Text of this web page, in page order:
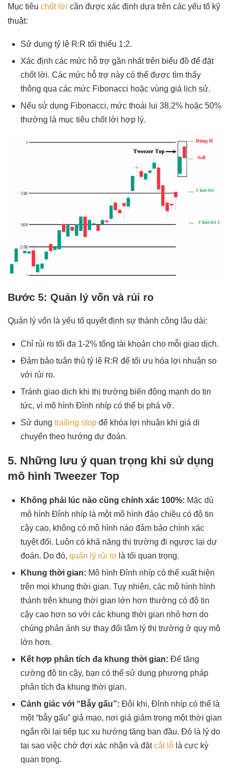
Mục tiêu chốt lời cần được xác định dựa trên các yếu tố kỹ
thuật:
Sử dụng tỷ lệ R:R tối thiểu 1:2.
Xác định các mức hỗ trợ gần nhất trên biểu đồ để đặt
chốt lời. Các mức hỗ trợ này có thể được tìm thấy
thông qua các mức Fibonacci hoặc vùng giá lịch sử.
Nếu sử dụng Fibonacci, mức thoái lui 38.2% hoặc 50%
thường là mục tiêu chốt lời hợp lý.
Bước 5: Quản lý vốn và rủi ro
Quản lý vốn là yếu tố quyết định sự thành công lâu dài:
Chỉ rủi ro tối đa 1-2% tổng tài khoản cho mỗi giao dịch.
Đảm bảo tuân thủ tỷ lệ R:R để tối ưu hóa lợi nhuận so
với rủi ro.
Tránh giao dịch khi thị trường biến động mạnh do tin
tức, vì mô hình Đỉnh nhíp có thể bị phá vỡ.
Sử dụng trailing stop để khóa lợi nhuận khi giá di
chuyển theo hướng dự đoán.
5. Những lưu ý quan trọng khi sử dụng
mô hình Tweezer Top
Không phải lúc nào cũng chính xác 100%: Mặc dù
mô hình Đỉnh nhíp là một mô hình đảo chiều có độ tin
cậy cao, không có mô hình nào đảm bảo chính xác
tuyệt đối. Luôn có khả năng thị trường đi ngược lại dự
đoán. Do đó, quản lý rủi ro là tối quan trọng.
Khung thời gian: Mô hình Đỉnh nhíp có thể xuất hiện
trên mọi khung thời gian. Tuy nhiên, các mô hình hình
thành trên khung thời gian lớn hơn thường có độ tin
cậy cao hơn so với các khung thời gian nhỏ hơn do
chúng phản ánh sự thay đổi tâm lý thị trường ở quy mô
lớn hơn.
Kết hợp phân tích đa khung thời gian: Để tăng
cường độ tin cậy, bạn có thể sử dụng phương pháp
phân tích đa khung thời gian.
Cảnh giác với “Bẫy gấu”: Đôi khi, Đỉnh nhíp có thể là
một “bẫy gấu” giả mạo, nơi giá giảm trong một thời gian
ngắn rồi lại tiếp tục xu hướng tăng ban đầu. Đó là lý do
tại sao việc chờ đợi xác nhận và đặtcắt lỗ là cực kỳ
quan trọng.